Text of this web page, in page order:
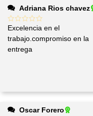
Adriana Rios chavez
Excelencia en el
trabajo.compromiso en la
entrega
Oscar Forero